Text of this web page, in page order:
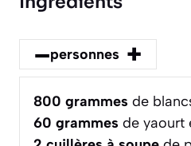
–personnes +
800 grammes de
60 grammes de yaourt